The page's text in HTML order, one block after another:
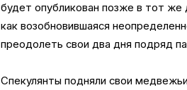
будет опубликован позже в тот же
как возобновившаяся
преодолеть свои два дня подряд
Спекулянты подняли свои